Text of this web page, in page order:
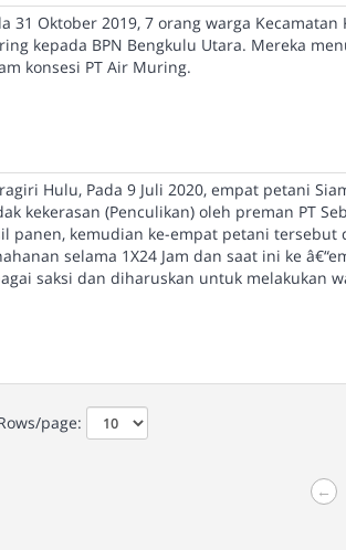
31 Oktober 2019, 7 orang warga
kepada BPN Bengkulu Utara. Mereka
konsesi PT Air Muring.
Hulu, Pada 9 Juli 2020, empat petani
kekerasan (Penculikan) oleh preman PT
panen, kemudian ke-empat petani tersebut
selama 1X24 Jam dan saat ini ke
saksi dan diharuskan untuk melakukan
page:
←